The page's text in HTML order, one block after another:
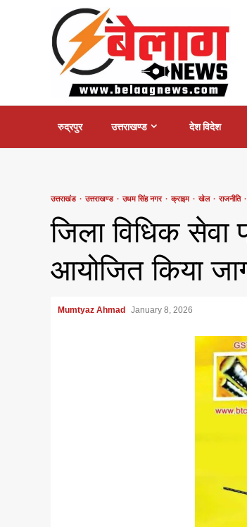
रुद्रपुर उत्तराखण्ड देश विदेश
उत्तराखंड उत्तराखण्ड उधम सिंह नगर क्राइम खेल राजनीति
जिला विधिक
आयोजित किया
Mumtyaz Ahmad January 8, 2026